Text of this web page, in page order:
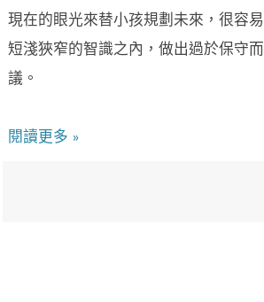
現在的眼光來替小孩規劃未來，很容
短淺狹窄的智識之內，做出過於保守
議。
閱讀更多 »